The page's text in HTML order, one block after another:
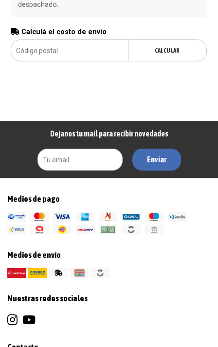
despachado.
Calculá el costo de envío
CALCULAR
Dejanos tu mail para recibir novedades
Enviar
Medios de pago
Medios de envío
Nuestras redes sociales